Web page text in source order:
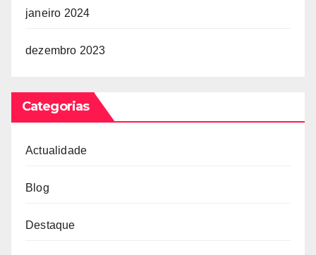
janeiro 2024
dezembro 2023
Categorias
Actualidade
Blog
Destaque